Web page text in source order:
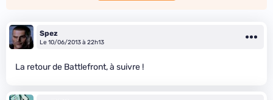
Spez
Le 10/06/2013 à 22h13
La retour de Battlefront, à suivre !